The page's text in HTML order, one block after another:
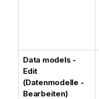
Data models -
Edit
(Datenmodelle -
Bearbeiten)